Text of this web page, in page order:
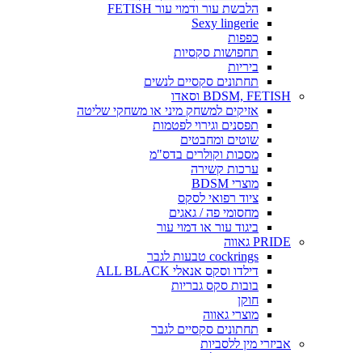
הלבשת עור ודמוי עור FETISH
Sexy lingerie
כפפות
תחפושות סקסיות
ביריות
תחתונים סקסיים לנשים
BDSM, FETISH וסאדו
אזיקים למשחק מיני או משחקי שליטה
תפסנים וגירוי לפטמות
שוטים ומחבטים
מסכות וקולרים בדס"מ
ערכות קשירה
מוצרי BDSM
ציוד רפואי לסקס
מחסומי פה / גאגים
ביגוד עור או דמוי עור
PRIDE גאווה
cockrings טבעות לגבר
דילדו וסקס אנאלי ALL BLACK
בובות סקס גבריות
חוקן
מוצרי גאווה
תחתונים סקסיים לגבר
אביזרי מין ללסביות